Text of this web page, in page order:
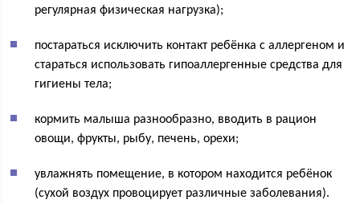
регулярная физическая нагрузка);
постараться исключить контакт ребёнка с аллергеном и
стараться использовать гипоаллергенные средства для
гигиены тела;
кормить малыша разнообразно, вводить в рацион
овощи, фрукты, рыбу, печень, орехи;
увлажнять помещение, в котором находится ребёнок
(сухой воздух провоцирует различные заболевания).